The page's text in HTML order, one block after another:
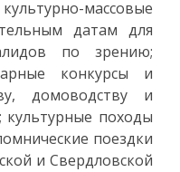
массовые
датам для
по зрению;
конкурсы и
домоводству и
походы
поездки
и Свердловской